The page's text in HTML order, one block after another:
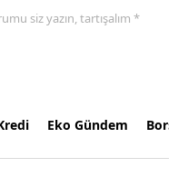
siz yazın, tartışalım *
Eko Gündem